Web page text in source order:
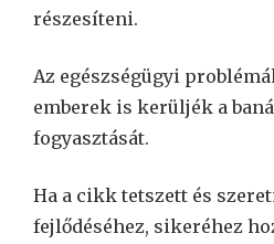
részesíteni.
Az egészségügyi
emberek is kerüljék a
fogyasztását.
Ha a cikk tetszett és
fejlődéséhez, sikeréhez